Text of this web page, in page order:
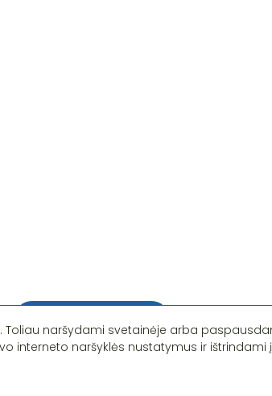
naršydami svetainėje arba
naršyklės nustatymus ir